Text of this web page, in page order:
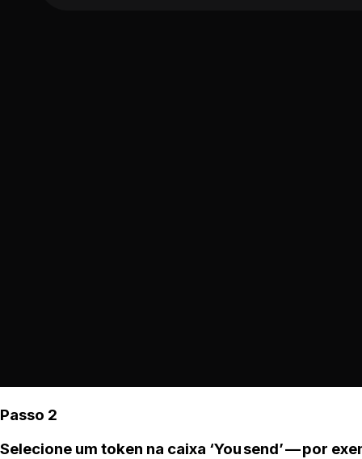
Passo 2
Selecione um token na caixa ‘You send’ — por